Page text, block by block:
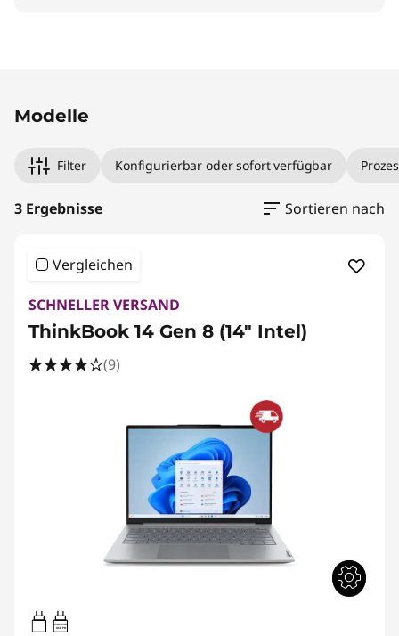
Modelle
Filter Konfigurierbar oder sofort verfügbar
3 Ergebnisse Sortieren nach
Vergleichen
SCHNELLER VERSAND
ThinkBook 14 Gen 8 (14" Intel)
(9)
65W-65W
USB PD